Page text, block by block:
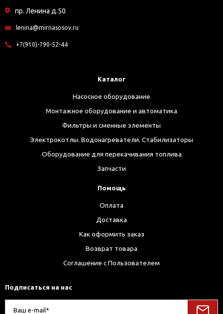
пр. Ленина д.50
lenina@mirnasosov.ru
+7(910)-790-52-44
Каталог
Насосное оборудование
Монтажное оборудование и автоматика
Фильтры и сменные элементы
Электрокотлы. Водонагреватели. Стабилизаторы
Оборудование для перекачивания топлива
Запчасти
Помощь
Оплата
Доставка
Как оформить заказ
Возврат товара
Соглашение с Пользователем
Подписаться на нас